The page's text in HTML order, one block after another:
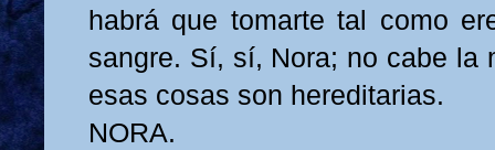
habrá que tomarte tal como
sangre. Sí, sí, Nora; no cabe la
esas cosas son hereditarias.
NORA.